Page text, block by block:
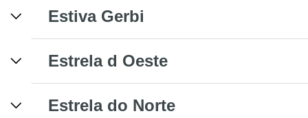
Estiva Gerbi
Estrela d Oeste
Estrela do Norte